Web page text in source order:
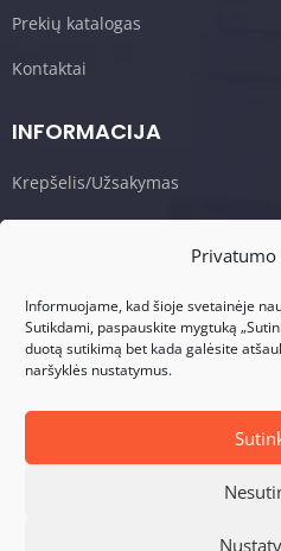
Privatumo
Informuojame, kad šioje svetainėje
Sutikdami, paspauskite mygtuką
duotą sutikimą bet kada galėsite
naršyklės nustatymus.
Prekių katalogas
Kontaktai
INFORMACIJA
Krepšelis/Užsakymas
Sąlygos ir taisyklės
KONTAKTAI
Adresas: Visalaukio g. 75, LT-
Telefonas: +370 617 17280